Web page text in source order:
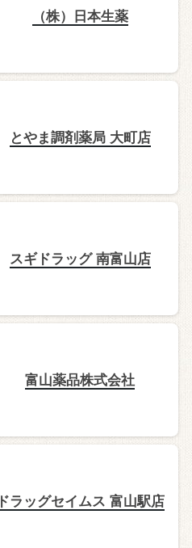
（株）日本生薬
とやま調剤薬局 大町店
スギドラッグ 南富山店
富山薬品株式会社
ドラッグセイムス 富山駅店